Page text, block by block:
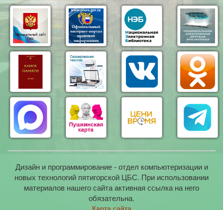
Дизайн и программирование - отдел компьютеризации и
новых технологий пятигорской ЦБС. При использовании
материалов нашего сайта активная ссылка на него
обязательна.